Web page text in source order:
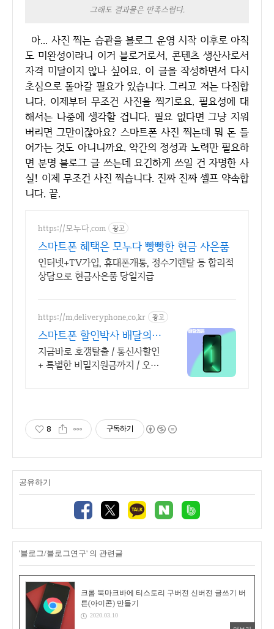
그래도 결과물은 만족스럽다.
아... 사진 찍는 습관을 블로그 운영 시작 이후로 아직
도 미완성이라니 이거 블로거로서, 콘텐츠 생산사로서
자격 미달이지 않나 싶어요. 이 글을 작성하면서 다시
초심으로 돌아갈 필요가 있습니다. 그리고 저는 다짐합
니다. 이제부터 무조건 사진을 찍기로요. 필요성에 대
해서는 나중에 생각할 겁니다. 필요 없다면 그냥 지워
버리면 그만이잖아요? 스마트폰 사진 찍는데 뭐 돈 들
어가는 것도 아니니까요. 약간의 정성과 노력만 필요하
면 분명 블로그 글 쓰는데 요긴하게 쓰일 건 자명한 사
실! 이제 무조건 사진 찍습니다. 진짜 진짜 셀프 약속합
니다. 끝.
https://모누다.com 광고
스마트폰 혜택은 모누다 빵빵한 현금 사은품
인터넷+TV가입, 휴대폰개통, 정수기렌탈 등 합리적
상담으로 현금사은품 당일지급
https://m.deliveryphone.co.kr 광고
스마트폰 할인박사 배달의폰
박리다매! 무조건 더 할인!
지금바로 호갱탈출 / 통신사할인
+ 특별한 비밀지원금까지 / 오직
8 구독하기
공유하기
'블로그/블로그연구' 의 관련글
크롬 북마크바에 티스토리 구버전 신버전 글쓰기 버
튼(아이콘) 만들기
2020.03.10